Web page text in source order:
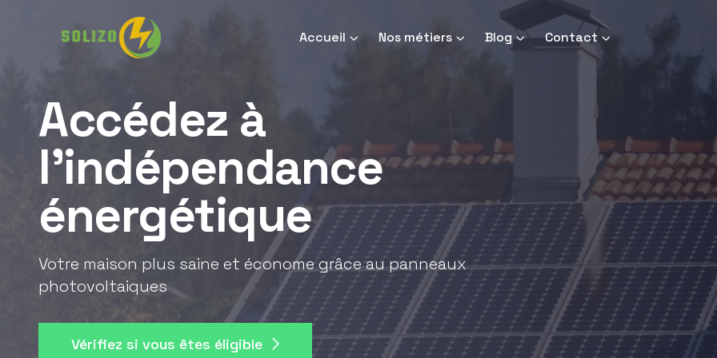
Accueil Nos métiers Blog Contact
Accédez à
l'indépendance
énergétique
Votre maison plus saine et économe grâce au panneaux
photovoltaiques
Vérifiez si vous êtes éligible